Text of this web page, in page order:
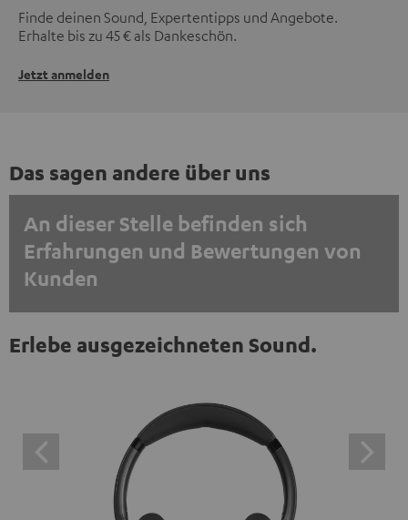
Finde deinen Sound, Expertentipps und Angebote.
Erhalte bis zu 45 € als Dankeschön.
Jetzt anmelden
Das sagen andere über uns
An dieser Stelle befinden sich
Erfahrungen und Bewertungen von
Kunden
EINMALIG ZUSTIMMEN UND ANZEIGEN
Trustpilot‑Bewertungen sind externe Inhalte. Der
externe Inhalt kann hier mit nur einem Klick angezeigt
werden. Mit dem Anklicken des Inhalts wird zugestimmt,
dass externe Inhalte angezeigt werden. Dabei können
personenbezogene Daten an Drittplattformen
Erlebe ausgezeichneten Sound.